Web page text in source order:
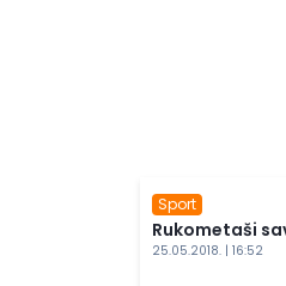
Sport
Rukometaši
25.05.2018. | 16:52